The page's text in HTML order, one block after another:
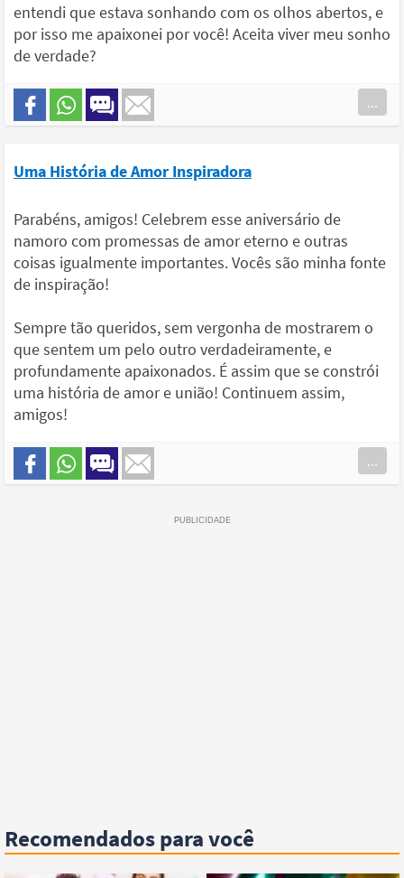
entendi que estava sonhando com os olhos abertos, e
por isso me apaixonei por você! Aceita viver meu sonho
de verdade?
...
Uma História de Amor Inspiradora
Parabéns, amigos! Celebrem esse aniversário de
namoro com promessas de amor eterno e outras
coisas igualmente importantes. Vocês são minha fonte
de inspiração!
Sempre tão queridos, sem vergonha de mostrarem o
que sentem um pelo outro verdadeiramente, e
profundamente apaixonados. É assim que se constrói
uma história de amor e união! Continuem assim,
amigos!
...
Recomendados para você